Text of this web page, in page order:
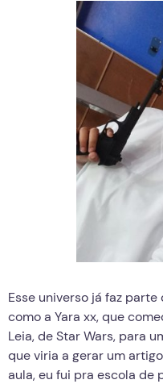
Esse universo já faz
como a Yara xx, que
Leia, de Star Wars, para
que viria a gerar um
aula, eu fui pra escola de